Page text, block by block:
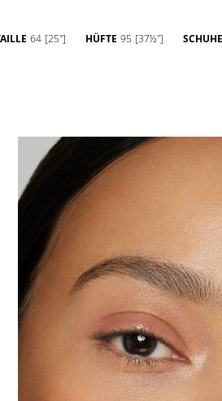
64 [25''] HÜFTE 95 [37½''] SCHUHE